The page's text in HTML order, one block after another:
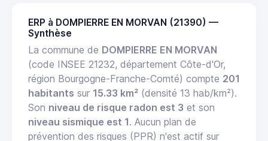
ERP à DOMPIERRE EN MORVAN (21390) —
Synthèse
La commune de DOMPIERRE EN MORVAN
(code INSEE 21232, département Côte-d'Or,
région Bourgogne-Franche-Comté) compte 201
habitants sur 15.33 km² (densité 13 hab/km²).
Son niveau de risque radon est 3 et son
niveau sismique est 1. Aucun plan de
prévention des risques (PPR) n'est actif sur